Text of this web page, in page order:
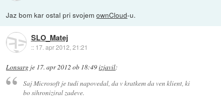
Jaz bom kar ostal pri svojemownCloud-u.
SLO_Matej
:: 17. apr 2012, 21:21
Lonsarg je 17. apr 2012 ob 18:49izjavil:
Saj Microsoft je tudi napovedal, da v kratkem da ven klient, ki
bo sihroniziral zadeve.